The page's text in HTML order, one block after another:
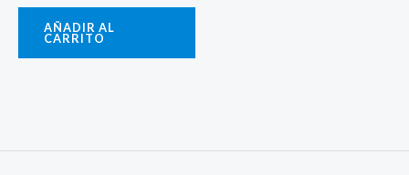
AÑADIR AL
CARRITO